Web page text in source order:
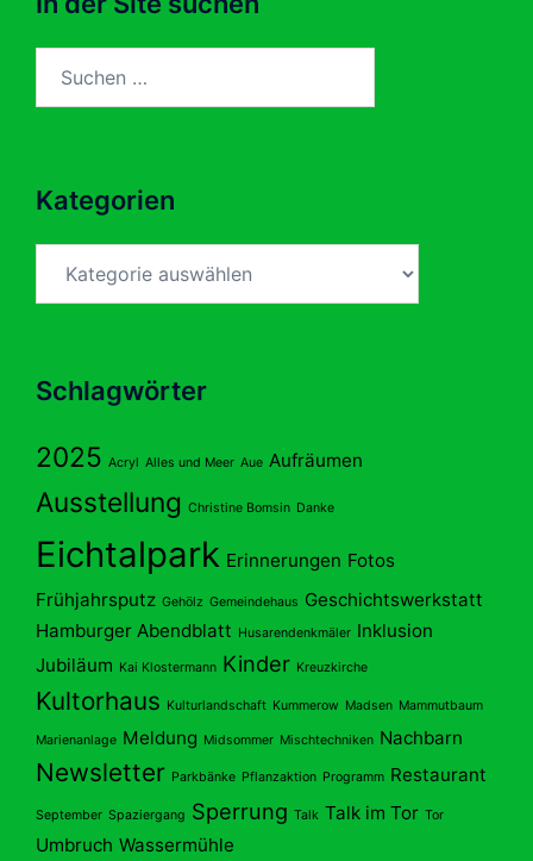
nach:
Kategorien
Schlagwörter
2025 Acryl Alles und Meer Aue Aufräumen
Ausstellung Christine Bomsin Danke
Eichtalpark Erinnerungen Fotos
Frühjahrsputz Gehölz Gemeindehaus Geschichtswerkstatt
Hamburger Abendblatt Husarendenkmäler Inklusion
Jubiläum Kai Klostermann Kinder Kreuzkirche
Kultorhaus Kulturlandschaft Kummerow Madsen Mammutbaum
Marienanlage Meldung Midsommer Mischtechniken Nachbarn
Newsletter Parkbänke Pflanzaktion Programm Restaurant
September Spaziergang Sperrung Talk Talk im Tor Tor
Umbruch Wassermühle